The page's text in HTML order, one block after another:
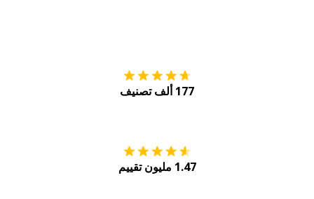
177 ألف تصنيف
1.47 مليون تقييم